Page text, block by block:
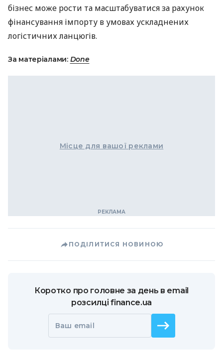
бізнес може рости та масштабуватися за рахунок
фінансування імпорту в умовах ускладнених
логістичних ланцюгів.
За матеріалами: Done
Місце для вашої реклами
ПОДІЛИТИСЯ НОВИНОЮ
Коротко про головне за день в email
розсилці finance.ua
Ваш email